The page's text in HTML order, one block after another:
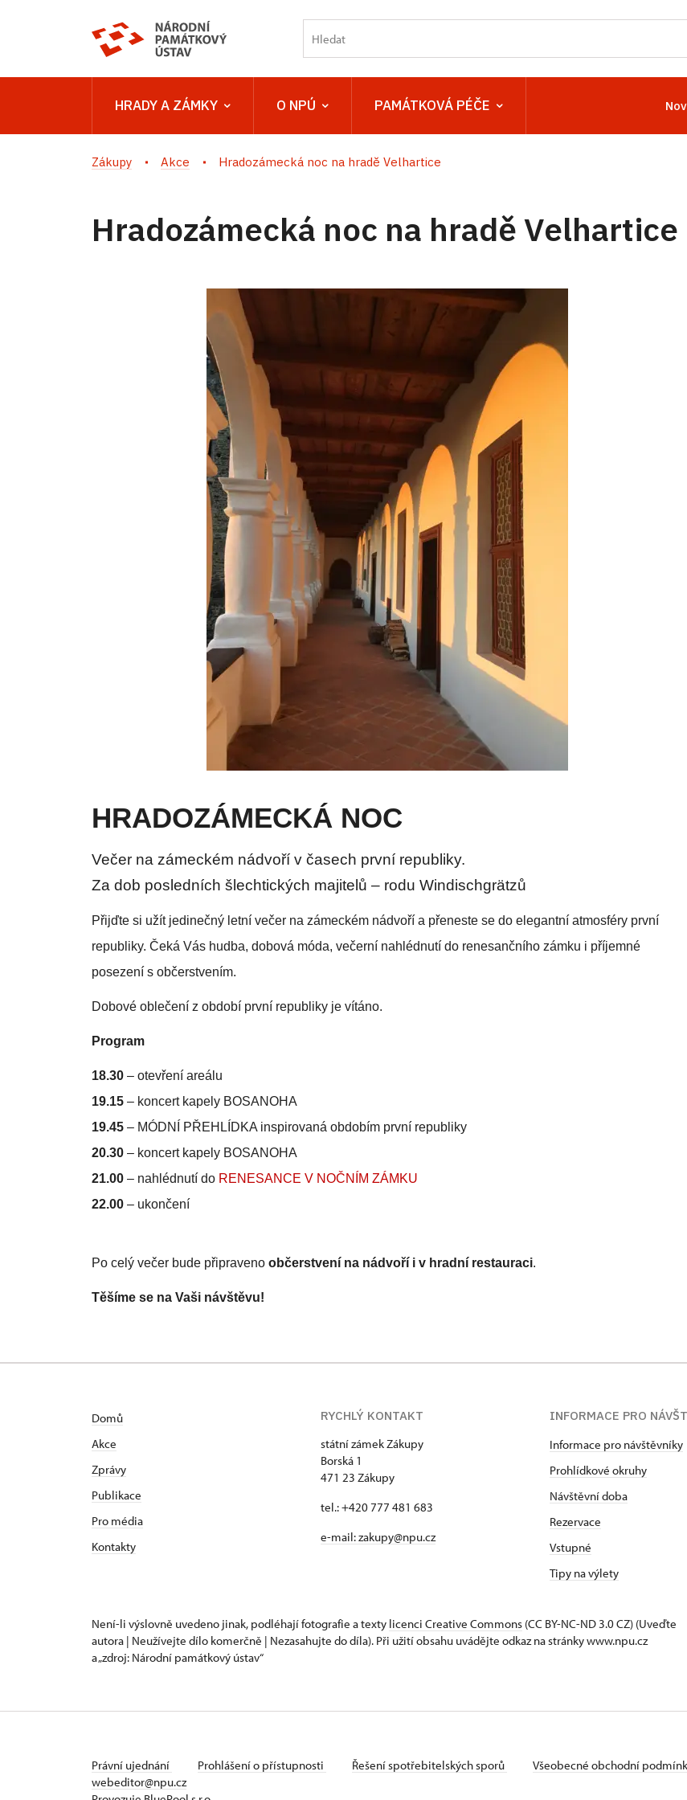
HRADY A ZÁMKY O NPÚ PAMÁTKOVÁ PÉČE
Zákupy Akce Hradozámecká noc na hradě Velhartice
Hradozámecká noc na hradě Velhartice
HRADOZÁMECKÁ NOC
Večer na zámeckém nádvoří v časech první republiky.
Za dob posledních šlechtických majitelů – rodu Windischgrätzů
Přijďte si užít jedinečný letní večer na zámeckém nádvoří a přeneste se do elegantní atmosféry první
republiky. Čeká Vás hudba, dobová móda, večerní nahlédnutí do renesančního zámku i příjemné
posezení s občerstvením.
Dobové oblečení z období první republiky je vítáno.
Program
18.30 – otevření areálu
19.15 – koncert kapely BOSANOHA
19.45 – MÓDNÍ PŘEHLÍDKA inspirovaná obdobím první republiky
20.30 – koncert kapely BOSANOHA
21.00 – nahlédnutí do RENESANCE V NOČNÍM ZÁMKU
22.00 – ukončení
Po celý večer bude připraveno občerstvení na nádvoří i v hradní restauraci.
Těšíme se na Vaši návštěvu!
Domů
Akce
Zprávy
Publikace
Pro média
Kontakty
RYCHLÝ KONTAKT
státní zámek Zákupy
Borská 1
471 23 Zákupy
tel.: +420 777 481 683
e-mail: zakupy@npu.cz
INFORMACE PRO
Informace pro návštěvníky
Prohlídkové okruhy
Návštěvní doba
Rezervace
Vstupné
Tipy na výlety
Není-li výslovně uvedeno jinak, podléhají fotografie a texty licenci Creative Commons (CC BY-NC-ND 3.0 CZ) (Uveďte
autora | Neužívejte dílo komerčně | Nezasahujte do díla). Při užití obsahu uvádějte odkaz na stránky www.npu.cz
a „zdroj: Národní památkový ústav“
Právní ujednání Prohlášení o přístupnosti Řešení spotřebitelských sporů Všeobecné obchodní
webeditor@npu.cz